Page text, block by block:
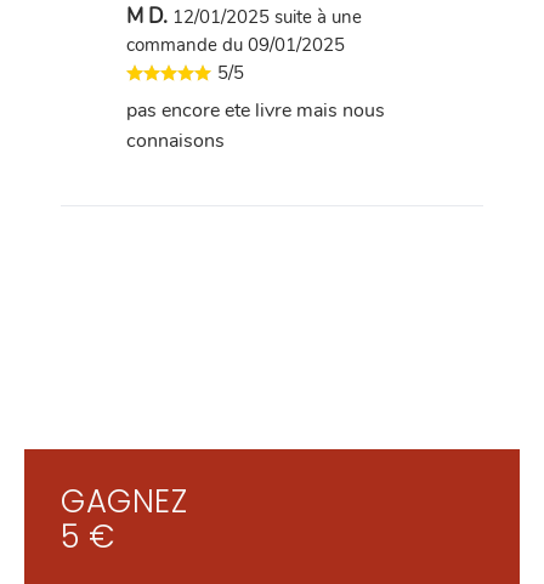
M D. 12/01/2025 suite à une
commande du 09/01/2025
5/5
pas encore ete livre mais nous
connaisons
GAGNEZ
5 €